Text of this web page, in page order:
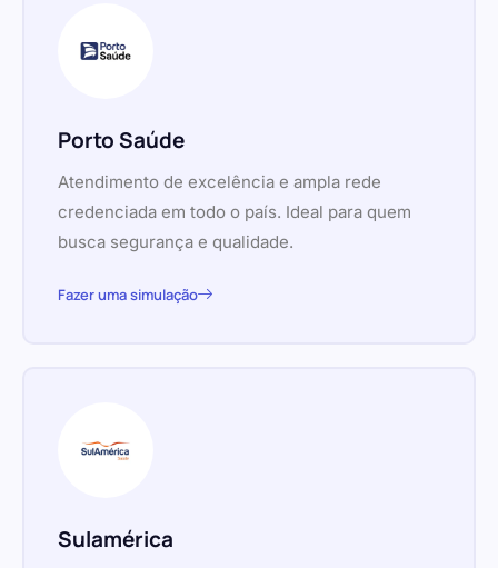
Porto Saúde
Atendimento de excelência e ampla rede
credenciada em todo o país. Ideal para quem
busca segurança e qualidade.
Fazer uma simulação
Sulamérica